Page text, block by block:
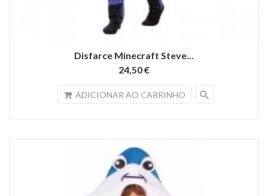
Disfarce Minecraft Steve...
24,50 €
ADICIONAR AO CARRINHO search